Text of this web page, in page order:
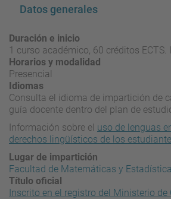
Datos generales
Duración e inicio
1 curso académico, 60 créditos
Horarios y modalidad
Presencial
Idiomas
Consulta el idioma de impartición de
guía docente dentro del plan de
Información sobre el uso de lenguas
derechos lingüísticos de los
Lugar de impartición
Facultad de Matemáticas y
Título oficial
Inscrito en el registro del Ministerio